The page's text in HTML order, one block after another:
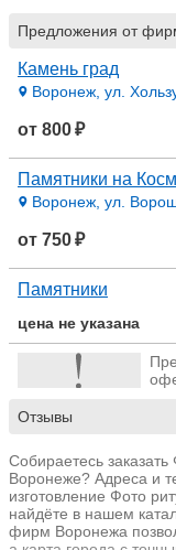
Предложения от
Камень град
Воронеж, ул.
от 800 ₽
Памятники на
Воронеж, ул.
от 750 ₽
Памятники
цена не указана
Отзывы
Собираетесь заказать
Воронеже? Адреса и
изготовление Фото
найдёте в нашем
фирм Воронежа